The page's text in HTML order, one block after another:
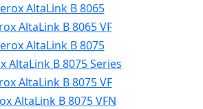
AltaLink B 8065
AltaLink B 8065 VF
AltaLink B 8075
AltaLink B 8075 Series
AltaLink B 8075 VF
AltaLink B 8075 VFN